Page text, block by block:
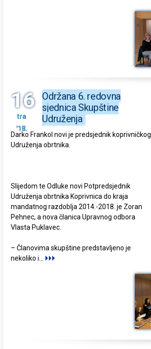
16
tra
'18.
Održana 6. redovna
sjednica Skupštine
Udruženja
Darko Frankol novi je predsjednik koprivničkog
Udruženja obrtnika.
Slijedom te Odluke novi Potpredsjednik
Udruženja obrtnika Koprivnica do kraja
mandatnog razdoblja 2014.-2018. je Zoran
Pehnec, a nova članica Upravnog odbora
Vlasta Puklavec.
– Članovima skupštine predstavljeno je
nekoliko i